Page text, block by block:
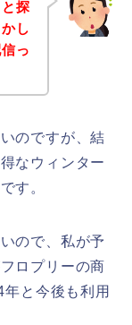
探
し
っ
のですが、結
なウィンター
す。
ので、私が予
ロプリーの商
と今後も利用